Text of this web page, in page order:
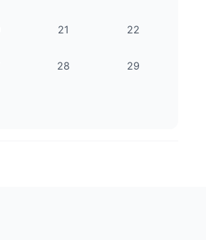
21 22
28 29